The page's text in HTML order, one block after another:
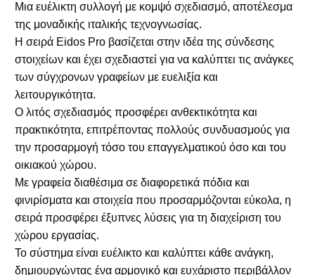
Μια ευέλικτη συλλογή με κομψό σχεδιασμό, αποτέλεσμα
της μοναδικής ιταλικής τεχνογνωσίας.
Η σειρά Eidos Pro βασίζεται στην ιδέα της σύνδεσης
στοιχείων και έχει σχεδιαστεί για να καλύπτει τις ανάγκες
των σύγχρονων γραφείων με ευελιξία και
λειτουργικότητα.
Ο λιτός σχεδιασμός προσφέρει ανθεκτικότητα και
πρακτικότητα, επιτρέποντας πολλούς συνδυασμούς για
την προσαρμογή τόσο του επαγγελματικού όσο και του
οικιακού χώρου.
Με γραφεία διαθέσιμα σε διαφορετικά πόδια και
φινιρίσματα και στοιχεία που προσαρμόζονται εύκολα, η
σειρά προσφέρει έξυπνες λύσεις για τη διαχείριση του
χώρου εργασίας.
Το σύστημα είναι ευέλικτο και καλύπτει κάθε ανάγκη,
δημιουργώντας ένα αρμονικό και ευχάριστο περιβάλλον